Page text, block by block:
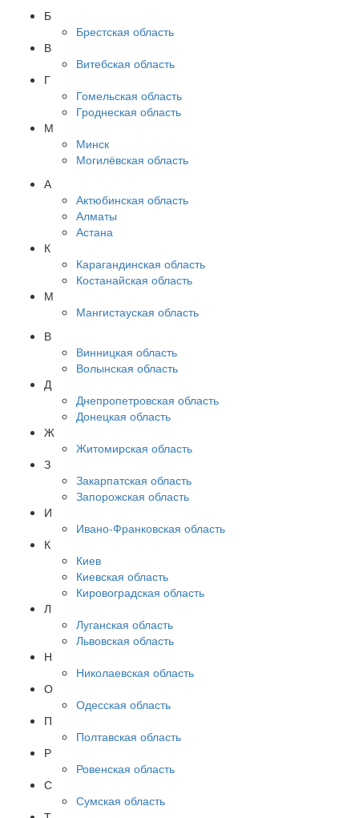
Б
Брестская область
В
Витебская область
Г
Гомельская область
Гроднеская область
М
Минск
Могилёвская область
А
Актюбинская область
Алматы
Астана
К
Карагандинская область
Костанайская область
М
Мангистауская область
В
Винницкая область
Волынская область
Д
Днепропетровская область
Донецкая область
Ж
Житомирская область
З
Закарпатская область
Запорожская область
И
Ивано-Франковская область
К
Киев
Киевская область
Кировоградская область
Л
Луганская область
Львовская область
Н
Николаевская область
О
Одесская область
П
Полтавская область
Р
Ровенская область
С
Сумская область